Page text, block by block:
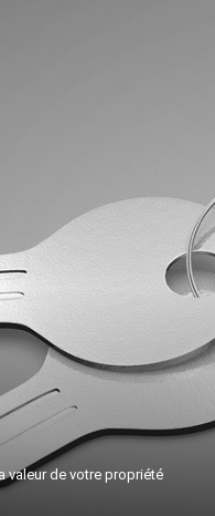
valeur de votre propriété